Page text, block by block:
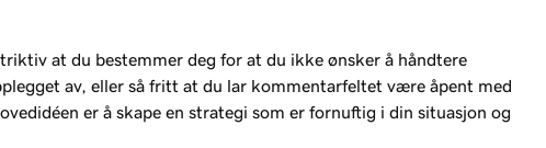
at du bestemmer deg for at du ikke ønsker å håndtere
av, eller så fritt at du lar kommentarfeltet være åpent med
er å skape en strategi som er fornuftig i din situasjon og